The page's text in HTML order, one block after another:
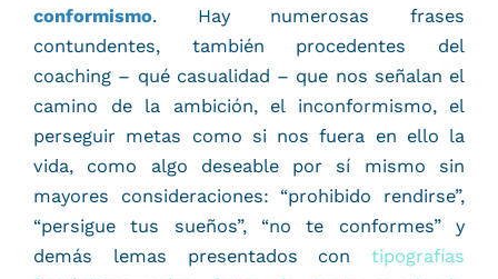
conformismo. Hay numerosas frases
contundentes, también procedentes del
coaching – qué casualidad – que nos señalan el
camino de la ambición, el inconformismo, el
perseguir metas como si nos fuera en ello la
vida, como algo deseable por sí mismo sin
mayores consideraciones: “prohibido rendirse”,
“persigue tus sueños”, “no te conformes” y
demás lemas presentados con tipografías